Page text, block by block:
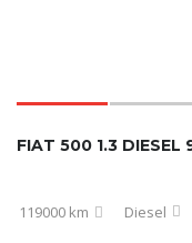
119000 km Diesel